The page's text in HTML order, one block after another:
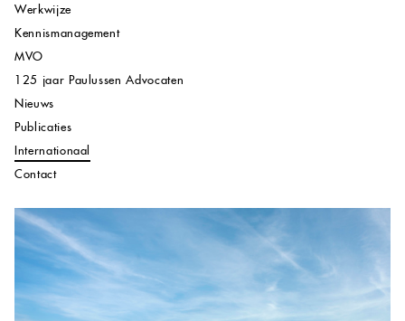
Werkwijze
Kennismanagement
MVO
125 jaar Paulussen Advocaten
Nieuws
Publicaties
Internationaal
Contact